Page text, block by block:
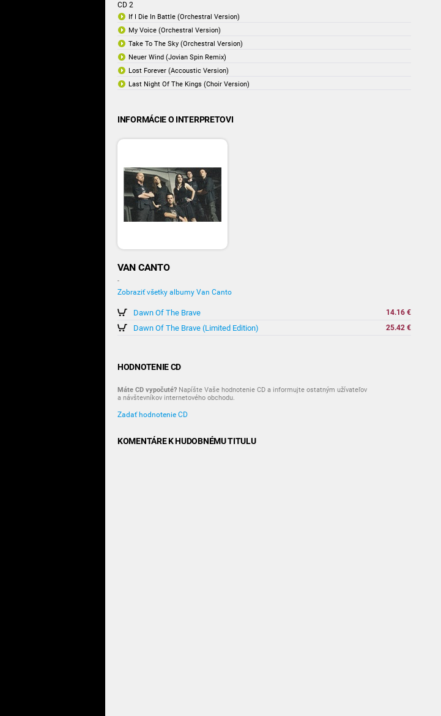
CD 2
If I Die In Battle (Orchestral Version)
My Voice (Orchestral Version)
Take To The Sky (Orchestral Version)
Neuer Wind (Jovian Spin Remix)
Lost Forever (Accoustic Version)
Last Night Of The Kings (Choir Version)
INFORMÁCIE O INTERPRETOVI
VAN CANTO
-
Zobraziť všetky albumy Van Canto
Dawn Of The Brave 14.16 €
Dawn Of The Brave (Limited Edition) 25.42 €
HODNOTENIE CD
Máte CD vypočuté? Napíšte Vaše hodnotenie CD a informujte ostatným užívateľov
a návštevníkov internetového obchodu.
Zadať hodnotenie CD
KOMENTÁRE K HUDOBNÉMU TITULU